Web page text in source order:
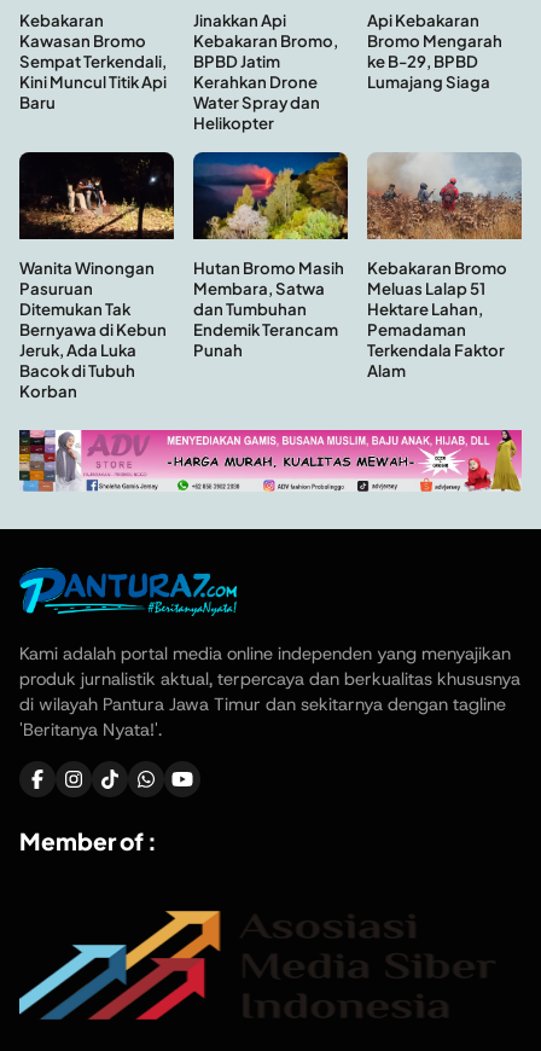
Kebakaran
Kawasan Bromo
Sempat Terkendali,
Kini Muncul Titik Api
Baru
Jinakkan Api
Kebakaran Bromo,
BPBD Jatim
Kerahkan Drone
Water Spray dan
Helikopter
Api Kebakaran
Bromo Mengarah
ke B-29, BPBD
Lumajang Siaga
Wanita Winongan
Pasuruan
Ditemukan Tak
Bernyawa di Kebun
Jeruk, Ada Luka
Bacok di Tubuh
Korban
Hutan Bromo Masih
Membara, Satwa
dan Tumbuhan
Endemik Terancam
Punah
Kebakaran Bromo
Meluas Lalap 51
Hektare Lahan,
Pemadaman
Terkendala Faktor
Alam
Kami adalah portal media online independen yang menyajikan
produk jurnalistik aktual, terpercaya dan berkualitas khususnya
di wilayah Pantura Jawa Timur dan sekitarnya dengan tagline
'Beritanya Nyata!'.
Member of :